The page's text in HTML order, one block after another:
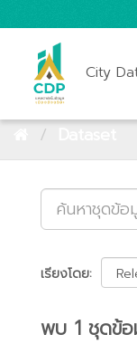
City
เรียงโดย
พบ 1 ชุดข้